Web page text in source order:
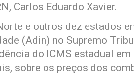
Carlos Eduardo Xavier.
e outros dez estados
(Adin) no Supremo
do ICMS estadual
sobre os preços dos